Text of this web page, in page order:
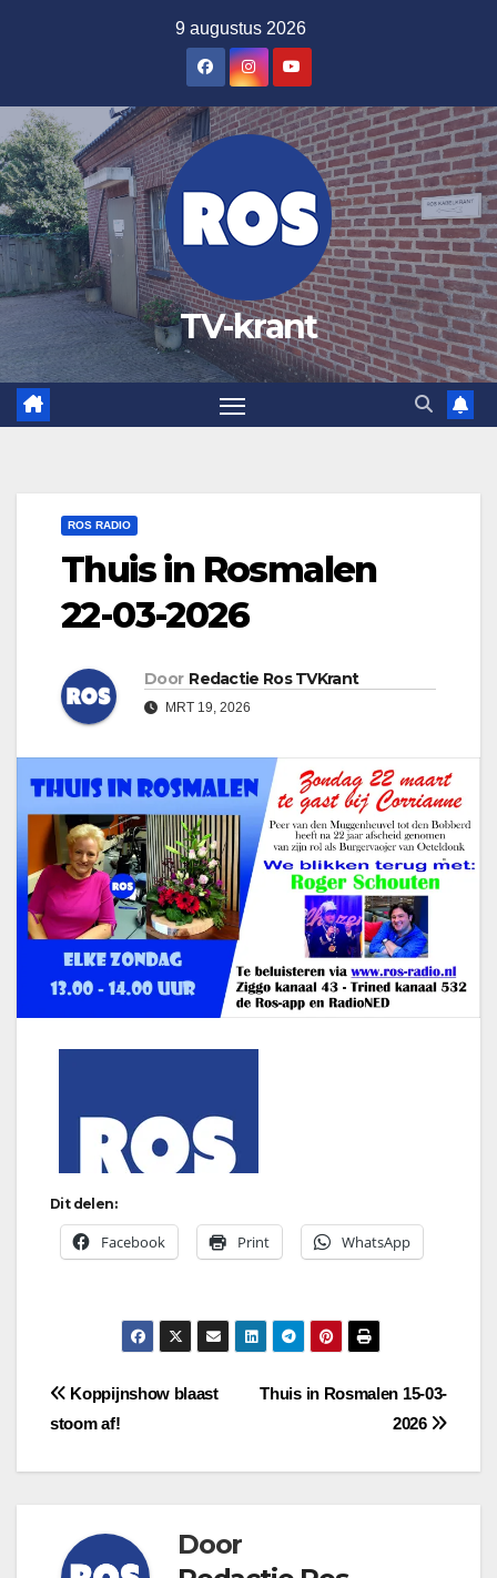
inhoud
9 augustus 2026
TV-krant
ROS RADIO
Thuis in Rosmalen
22-03-2026
Door Redactie Ros TVKrant
MRT 19, 2026
Dit delen:
Facebook Print WhatsApp
Bericht
Thuis in Rosmalen 15-03-
2026
Koppijnshow blaast
stoom af!
Door